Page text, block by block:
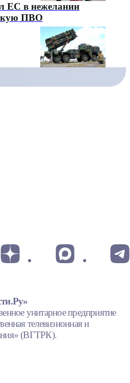
ЕС в нежелании
ПВО
унитарное предприятие
телевизионная и
(ВГТРК).